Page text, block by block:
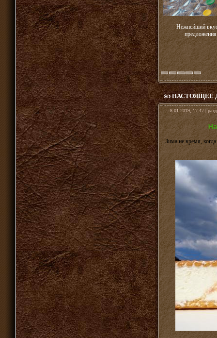
Нежнейший вкус
НАСТОЯЩЕЕ
8-01-2019, 17:47 |
Зима не время,